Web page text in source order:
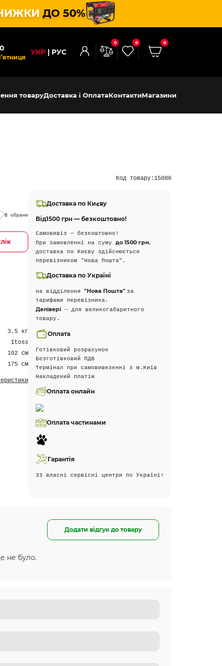
ДО 50%
УКР РУС
0 0 0
товаруДоставка і ОплатаКонтактиМагазини
Код товару:15086
В обране
3.5 кг
Itoss
102 см
175 см
Доставка по Києву
Від1500 грн — безкоштовно!
Самовивіз — безкоштовно!
При замовленні на суму до 1500 грн.
доставка по Києву здійснюється
перевізником "Нова Пошта".
Доставка по Україні
на відділення "Нова Пошта" за
тарифами перевізника.
Делівері— для великогабаритного
товару.
Оплата
Готівковий розрахунок
Безготівковий ПДВ
Термінал при самовивезенні з м.Київ
Накладений платіж
Оплата онлайн
Оплата частинами
Гарантія
33 власні сервісні центри по Україні!
Додати відгук до товару
не було.